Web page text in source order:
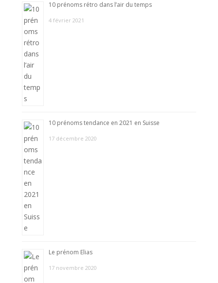
10 prénoms rétro dans l’air du temps
4 février 2021
10 prénoms tendance en 2021 en Suisse
17 décembre 2020
Le prénom Elias
17 novembre 2020